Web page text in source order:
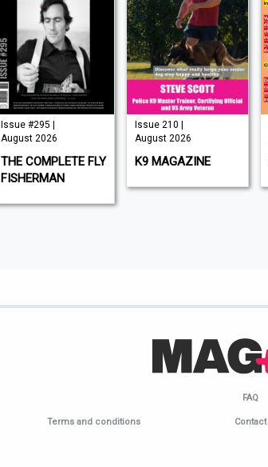
Issue #295 |
August 2026
THE COMPLETE FLY
FISHERMAN
Issue 210 |
August 2026
K9 MAGAZINE
FAQ
Terms and conditions Contact